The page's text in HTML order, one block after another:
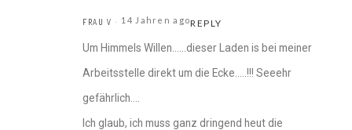
FRAU V 14 Jahren agoREPLY
Um Himmels Willen……dieser Laden is bei meiner
Arbeitsstelle direkt um die Ecke…..!!! Seeehr
gefährlich….
Ich glaub, ich muss ganz dringend heut die